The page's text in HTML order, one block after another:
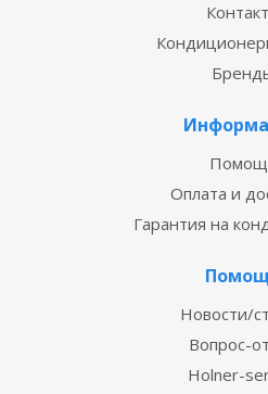
Оплата и
Гарантия на
Новости/
Вопрос-
Holner-